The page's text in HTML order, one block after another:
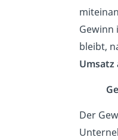
Gewinn
bleibt,
Umsatz
Der